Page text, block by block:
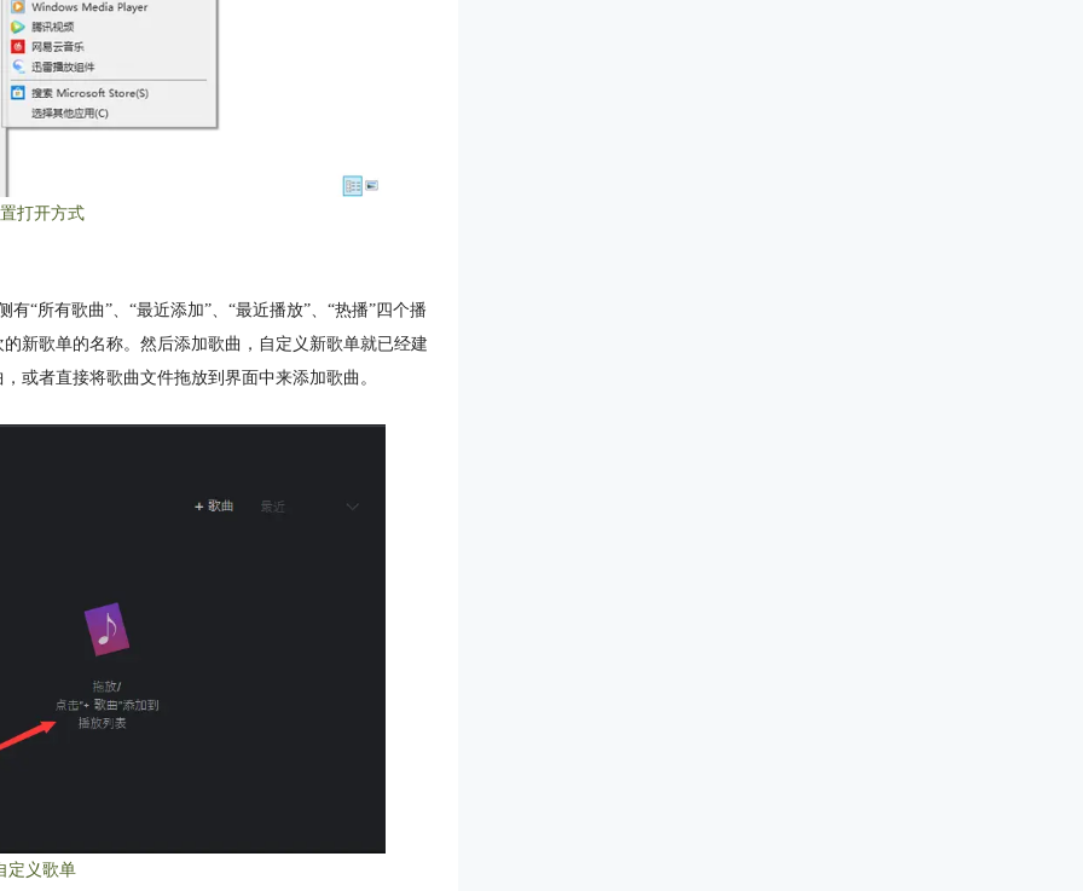
打开方式
“所有歌曲”、“最近添加”、“最近播放”、“热播”四个播
新歌单的名称。然后添加歌曲，自定义新歌单就已经建
或者直接将歌曲文件拖放到界面中来添加歌曲。
定义歌单